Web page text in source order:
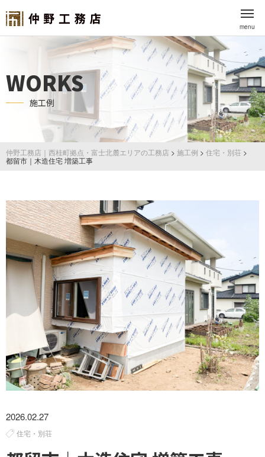
menu
WORKS
施工例
仲野工務店｜西桂町拠点・富士北麓エリアの工務店 > 施工例 > 住宅・別荘 >
都留市｜木造住宅 増築工事
2026.02.27
住宅・別荘